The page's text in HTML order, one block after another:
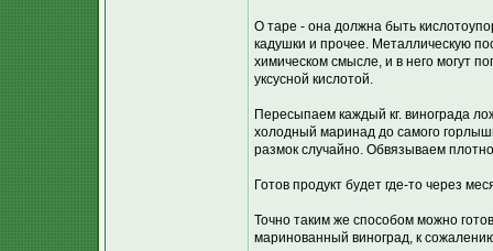
О таре - она должна быть
кадушки и прочее. Металлическую
химическом смысле, и в него могут
уксусной кислотой.
Пересыпаем каждый кг. винограда
холодный маринад до самого
размок случайно. Обвязываем
Готов продукт будет где-то через
Точно таким же способом можно
маринованный виноград, к